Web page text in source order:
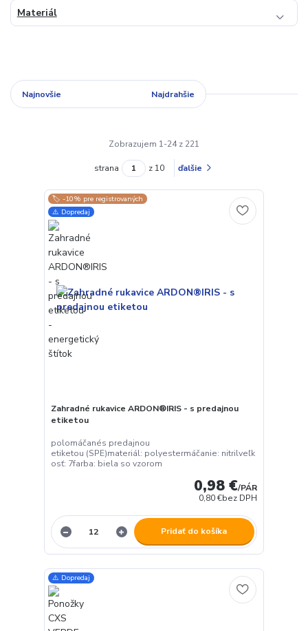
Materiál
Najnovšie Najdrahšie
Zobrazujem 1-24 z 221
strana z 10 ďalšie
🏷️ -10% pre registrovaných
⚠️ Dopredaj
Zahradné rukavice ARDON®IRIS - s predajnou
etiketou
polomáčanés predajnou
etiketou (SPE)materiál: polyestermáčanie: nitrilveľk
osť: 7farba: biela so vzorom
0,98 €/PÁR
0,80 €bez DPH
Pridať do košíka
⚠️ Dopredaj